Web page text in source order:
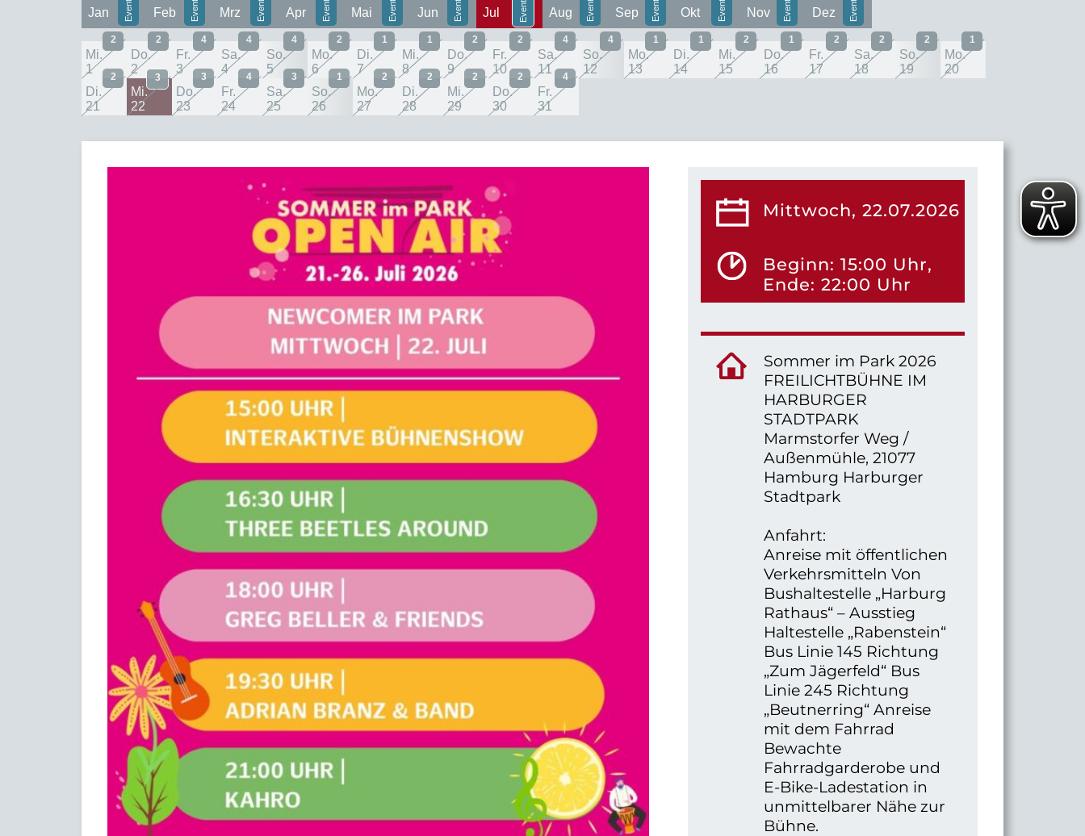
Jan Feb Mrz Apr Mai Jun Jul Aug Sep Okt Nov Dez
Mi.
1
2
Do.
2
2
Fr.
3
4
Sa.
4
4
So.
5
4
Mo.
6
2
Di.
7
1
Mi.
8
1
Do.
9
2
Fr.
10
2
Sa.
11
4
So.
12
4
Mo.
13
1
Di.
14
1
Mi.
15
2
Do.
16
1
Fr.
17
2
Sa.
18
2
So.
19
2
Mo.
20
1
Di.
21
2
Mi.
22
3
Do.
23
3
Fr.
24
4
Sa.
25
3
So.
26
1
Mo.
27
2
Di.
28
2
Mi.
29
2
Do.
30
2
Fr.
31
4
Mittwoch, 22.07.2026
Beginn: 15:00 Uhr,
Ende: 22:00 Uhr
Sommer im Park 2026
FREILICHTBÜHNE IM
HARBURGER
STADTPARK
Marmstorfer Weg /
Außenmühle, 21077
Hamburg Harburger
Stadtpark
Anfahrt:
Anreise mit öffentlichen
Verkehrsmitteln Von
Bushaltestelle „Harburg
Rathaus“ – Ausstieg
Haltestelle „Rabenstein“
Bus Linie 145 Richtung
„Zum Jägerfeld“ Bus
Linie 245 Richtung
„Beutnerring“ Anreise
mit dem Fahrrad
Bewachte
Fahrradgarderobe und
E-Bike-Ladestation in
unmittelbarer Nähe zur
Bühne.